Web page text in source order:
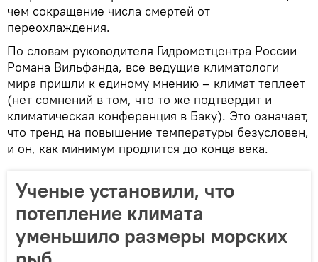
чем сокращение числа смертей от
переохлаждения.
По словам руководителя Гидрометцентра России
Романа Вильфанда, все ведущие климатологи
мира пришли к единому мнению – климат теплеет
(нет сомнений в том, что то же подтвердит и
климатическая конференция в Баку). Это означает,
что тренд на повышение температуры безусловен,
и он, как минимум продлится до конца века.
Ученые установили, что
потепление климата
уменьшило размеры морских